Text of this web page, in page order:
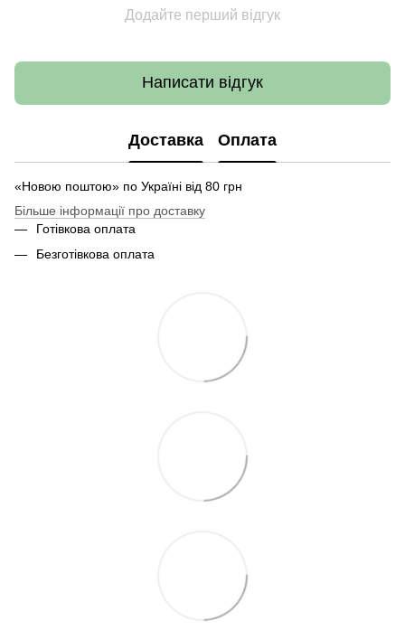
Додайте перший відгук
Написати відгук
Доставка Оплата
«Новою поштою» по Україні від 80 грн
Більше інформації про доставку
Готівкова оплата
Безготівкова оплата